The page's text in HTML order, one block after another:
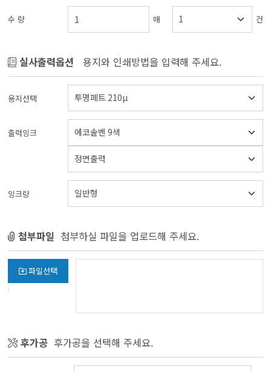
수 량 매 건
실사출력옵션 용지와 인쇄방법을 입력해 주세요.
용지선택
출력잉크
잉크량
첨부파일 첨부하실 파일을 업로드해 주세요.
파일선택
후가공 후가공을 선택해 주세요.